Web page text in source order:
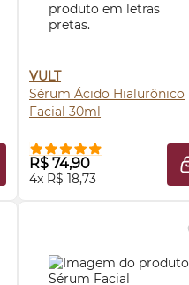
À SACOLA
VULT
Sérum Ácido Hialurônico
Facial 30ml
R$ 74,90
4x R$ 18,73
COMPRE AGORA ❯